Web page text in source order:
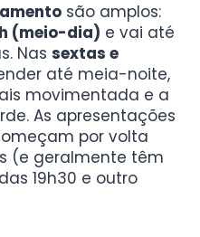
são amplos:
(meio-dia) e vai até
Nas sextas e
até meia-noite,
movimentada e a
As apresentações
por volta
(e geralmente têm
19h30 e outro